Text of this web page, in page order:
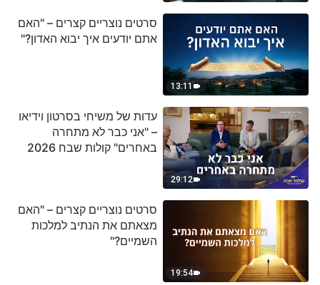
13:11
סרטים נוצריים קצרים – "האם
אתם יודעים איך יבוא האדון?"
29:12
עדות של משיחי בסרטון וידיאו
– "אני כבר לא מתחרה
באחרים" קולות שבח 2026
19:54
סרטים נוצריים קצרים – "האם
מצאתם את הנתיב למלכות
השמיים?"